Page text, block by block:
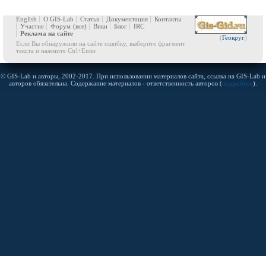
(Геокруг)
English О GIS-Lab Статьи Документация
Контакты
Участие
Форум (все) Вики Блог
IRC
Реклама на сайте
Если Вы обнаружили на сайте ошибку, выберите фрагмент
текста и нажмите Ctrl+Enter
© GIS-Lab и авторы, 2002-2017. При использовании материалов сайта, ссылка на GIS-Lab и
авторов обязательна. Содержание материалов - ответственность авторов (подробнее).